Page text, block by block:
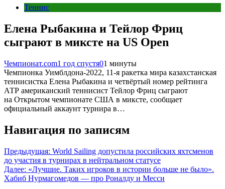
Теннис
Елена Рыбакина и Тейлор Фриц
сыграют в миксте на US Open
Чемпионат.com1 год спустя01 минуты
Чемпионка Уимблдона-2022, 11-я ракетка мира казахстанская
теннисистка Елена Рыбакина и четвёртый номер рейтинга
АТР американский теннисист Тейлор Фриц сыграют
на Открытом чемпионате США в миксте, сообщает
официальный аккаунт турнира в…
Навигация по записям
Предыдущая: World Sailing допустила российских яхтсменов
до участия в турнирах в нейтральном статусе
Далее: «Лучшие. Таких игроков в истории больше не было».
Хабиб Нурмагомедов — про Роналду и Месси